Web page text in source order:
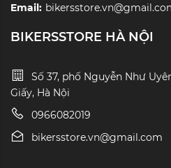
Email:
BIKERSSTORE HÀ NỘI
Số 37, phố Nguyễn Như
Giấy, Hà Nội
0966082019
bikersstore.vn@gmail.com